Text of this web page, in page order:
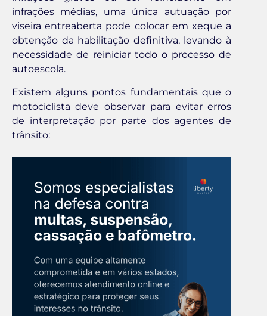
infrações médias, uma única autuação por
viseira entreaberta pode colocar em xeque a
obtenção da habilitação definitiva, levando à
necessidade de reiniciar todo o processo de
autoescola.
Existem alguns pontos fundamentais que o
motociclista deve observar para evitar erros
de interpretação por parte dos agentes de
trânsito: